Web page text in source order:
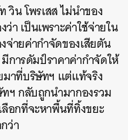
น โพรเสส ไม่นำของ
า เป็นเพราะค่าใช้จ่ายใน
จ่ายค่ากำจัดของเสียตัน
การดัมป์ราคาค่ากำจัดให้
มาที่บริษัทฯ แต่แท้จริง
ฯ กลับถูกนำมากองรวม
ลือกที่จะหาพื้นที่ทิ้งขยะ
ว่า